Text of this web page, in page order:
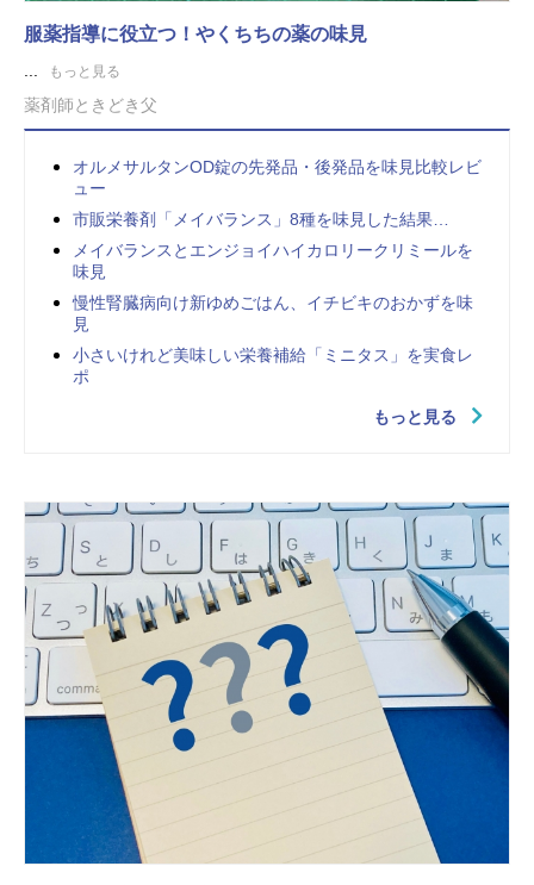
服薬指導に役立つ！やくちちの薬の味見
もっと見る
薬剤師ときどき父
オルメサルタンOD錠の先発品・後発品を味見比較レビ
ュー
市販栄養剤「メイバランス」8種を味見した結果…
メイバランスとエンジョイハイカロリークリミールを
味見
慢性腎臓病向け新ゆめごはん、イチビキのおかずを味
見
小さいけれど美味しい栄養補給「ミニタス」を実食レ
ポ
もっと見る